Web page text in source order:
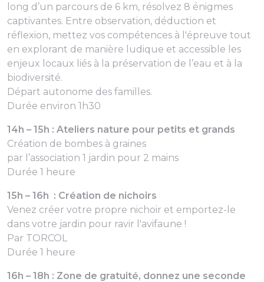
long d’un parcours de 6 km, résolvez 8 énigmes
captivantes. Entre observation, déduction et
réflexion, mettez vos compétences à l'épreuve tout
en explorant de manière ludique et accessible les
enjeux locaux liés à la préservation de l’eau et à la
biodiversité.
Départ autonome des familles.
Durée environ 1h30
14h – 15h : Ateliers nature pour petits et grands
Création de bombes à graines
par l’association 1 jardin pour 2 mains
Durée 1 heure
15h – 16h : Création de nichoirs
Venez créer votre propre nichoir et emportez-le
dans votre jardin pour ravir l'avifaune !
Par TORCOL
Durée 1 heure
16h – 18h : Zone de gratuité, donnez une seconde